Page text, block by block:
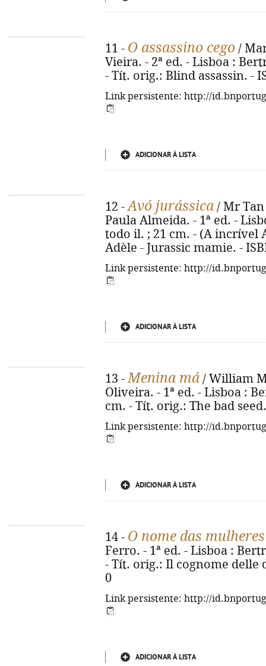
11 - O assassino cego /
Vieira. - 2ª ed. - Lisboa :
- Tít. orig.: Blind assassin. -
Link persistente: http://
ADICIONAR À LISTA
12 -Avó jurássica / Mr
Paula Almeida. - 1ª ed. -
todo il. ; 21 cm. - (A incrível
Adèle - Jurassic mamie. -
Link persistente: http://
ADICIONAR À LISTA
13 -Menina má / William
Oliveira. - 1ª ed. - Lisboa :
cm. - Tít. orig.: The bad
Link persistente: http://
ADICIONAR À LISTA
14 - O nome das mulheres
Ferro. - 1ª ed. - Lisboa :
- Tít. orig.: Il cognome delle
0
Link persistente: http://
ADICIONAR À LISTA